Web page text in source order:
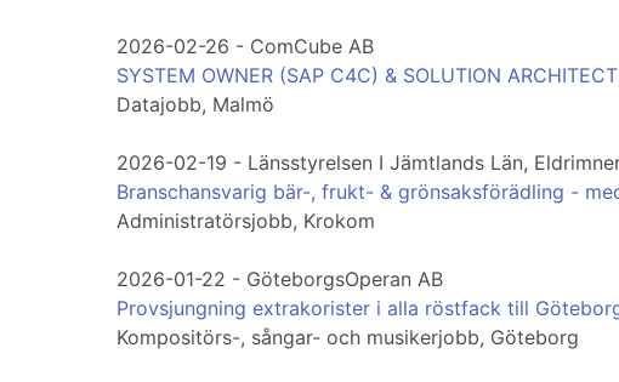
2026-02-26 - ComCube AB
SYSTEM OWNER (SAP C4C) & SOLUTION
Datajobb, Malmö
2026-02-19 - Länsstyrelsen I Jämtlands Län,
Branschansvarig bär-, frukt- & grönsaksförädling -
Administratörsjobb, Krokom
2026-01-22 - GöteborgsOperan AB
Provsjungning extrakorister i alla röstfack till
Kompositörs-, sångar- och musikerjobb, Göteborg